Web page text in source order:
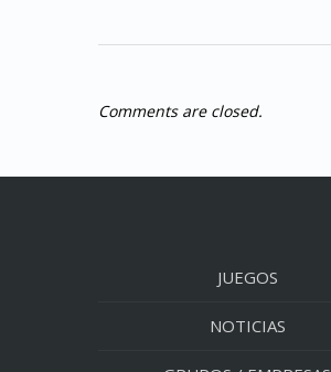
Comments are closed.
JUEGOS
NOTICIAS